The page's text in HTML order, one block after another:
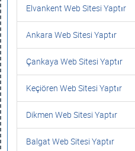
Elvankent Web Sitesi Yaptır
Ankara Web Sitesi Yaptır
Çankaya Web Sitesi Yaptır
Keçiören Web Sitesi Yaptır
Dikmen Web Sitesi Yaptır
Balgat Web Sitesi Yaptır